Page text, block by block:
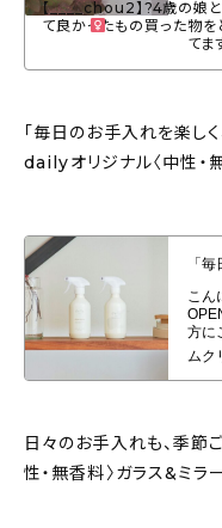
【____chou2】?4歳の娘
て良かったもの買った物
てま
「毎日のお手入れを楽し
dailyオリジナル〈中性・
「毎日のお手入れを楽しく、
ル〈中性・無香料〉キッチンクリ
日々のお手入れも、季節
性・無香料〉ガラス&ミラ